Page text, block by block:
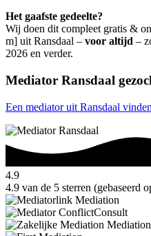
Het gaafste gedeelte?
Wij doen dit compleet gratis &
m] uit Ransdaal – voor altijd –
2026 en verder.
Mediator Ransdaal
Een mediator uit Ransdaal vinden
4.9
4.9 van de 5 sterren (gebaseerd